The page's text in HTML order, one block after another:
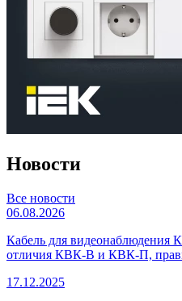
Новости
Все новости
06.08.2026
Кабель для видеонаблюдения
отличия КВК-В и КВК-П,
17.12.2025